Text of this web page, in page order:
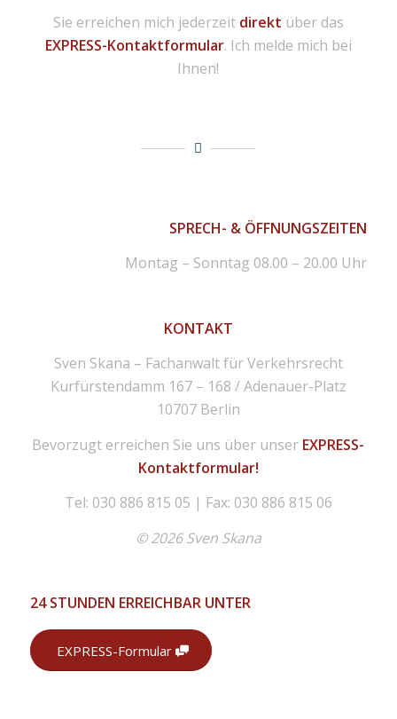
Sie erreichen mich jederzeit direkt über das
EXPRESS-Kontaktformular. Ich melde mich bei
Ihnen!
SPRECH- & ÖFFNUNGSZEITEN
Montag – Sonntag 08.00 – 20.00 Uhr
KONTAKT
Sven Skana – Fachanwalt für Verkehrsrecht
Kurfürstendamm 167 – 168 / Adenauer-Platz
10707 Berlin
Bevorzugt erreichen Sie uns über unser EXPRESS-
Kontaktformular!
Tel: 030 886 815 05 | Fax: 030 886 815 06
© 2026 Sven Skana
24 STUNDEN ERREICHBAR UNTER
EXPRESS-Formular